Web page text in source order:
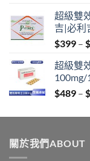
超級雙
吉|必利
$399 – $
超級雙
100mg/
$489 – $
關於我們ABOUT